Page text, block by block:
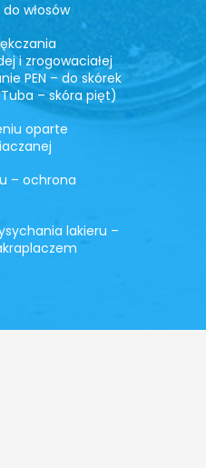
włosów
i zrogowaciałej
PEN – do skórek
– skóra pięt)
oparte
– ochrona
lakieru –